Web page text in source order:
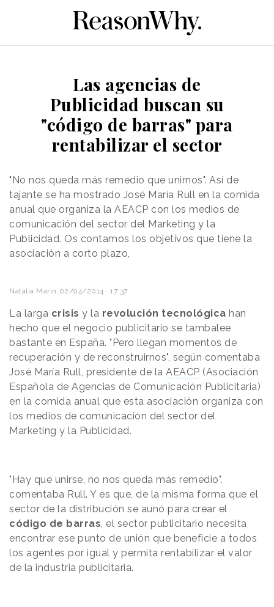
Las agencias de
Publicidad buscan su
"código de barras" para
rentabilizar el sector
"No nos queda más remedio que unirnos". Así de
tajante se ha mostrado José María Rull en la comida
anual que organiza la AEACP con los medios de
comunicación del sector del Marketing y la
Publicidad. Os contamos los objetivos que tiene la
asociación a corto plazo,
Natalia Marin 02/04/2014 · 17:37
La larga crisis y la revolución tecnológica han
hecho que el negocio publicitario se tambalee
bastante en España. "Pero llegan momentos de
recuperación y de reconstruirnos", según comentaba
José María Rull, presidente de la AEACP (Asociación
Española de Agencias de Comunicación Publicitaria)
en la comida anual que esta asociación organiza con
los medios de comunicación del sector del
Marketing y la Publicidad.
"Hay que unirse, no nos queda más remedio",
comentaba Rull. Y es que, de la misma forma que el
sector de la distribución se aunó para crear el
código de barras , el sector publicitario necesita
encontrar ese punto de unión que beneficie a todos
los agentes por igual y permita rentabilizar el valor
de la industria publicitaria.